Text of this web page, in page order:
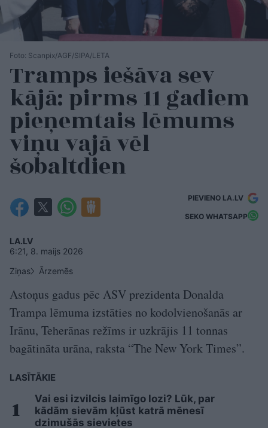
Foto: Scanpix/AGF/SIPA/LETA
Tramps iešāva sev
kājā: pirms 11 gadiem
pieņemtais lēmums
viņu vajā vēl
šobaltdien
PIEVIENO LA.LV
SEKO WHATSAPP
LA.LV
6:21, 8. maijs 2026
Ziņas
Ārzemēs
Astoņus gadus pēc ASV prezidenta Donalda
Trampa lēmuma izstāties no kodolvienošanās ar
Irānu, Teherānas režīms ir uzkrājis 11 tonnas
bagātināta urāna, raksta “The New York Times”.
LASĪTĀKIE
Vai esi izvilcis laimīgo lozi? Lūk, par
kādām sievām kļūst katrā mēnesī
dzimušās sievietes